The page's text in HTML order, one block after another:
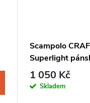
Scampolo
Superlight
1 050 Kč
Skladem